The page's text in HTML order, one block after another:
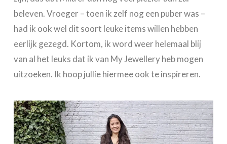
beleven. Vroeger – toen ik zelf nog een puber was –
had ik ook wel dit soort leuke items willen hebben
eerlijk gezegd. Kortom, ik word weer helemaal blij
van al het leuks dat ik van My Jewellery heb mogen
uitzoeken. Ik hoop jullie hiermee ook te inspireren.